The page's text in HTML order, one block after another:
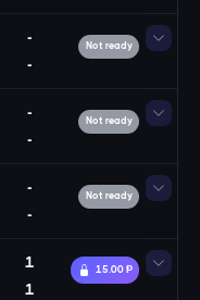
-
-
Not ready
-
-
Not ready
-
-
Not ready
1
1
15.00 Ᵽ